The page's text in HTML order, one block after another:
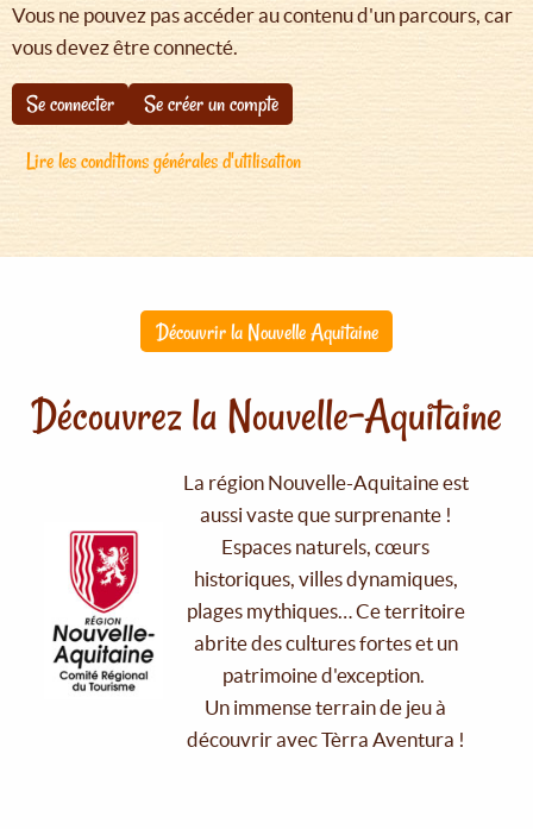
Vous ne pouvez pas accéder au contenu d'un parcours, car
vous devez être connecté.
Se connecter
Se créer un compte
Lire les conditions générales d'utilisation
Découvrir la Nouvelle Aquitaine
Découvrez la Nouvelle-Aquitaine
La région Nouvelle-Aquitaine est
aussi vaste que surprenante !
Espaces naturels, cœurs
historiques, villes dynamiques,
plages mythiques… Ce territoire
abrite des cultures fortes et un
patrimoine d'exception.
Un immense terrain de jeu à
découvrir avec Tèrra Aventura !